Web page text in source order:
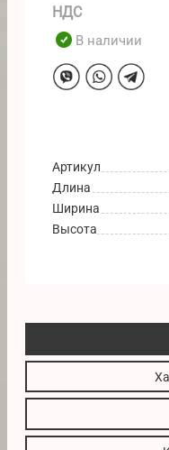
НДС
В наличии
Артикул
Длина
Ширина
Высота